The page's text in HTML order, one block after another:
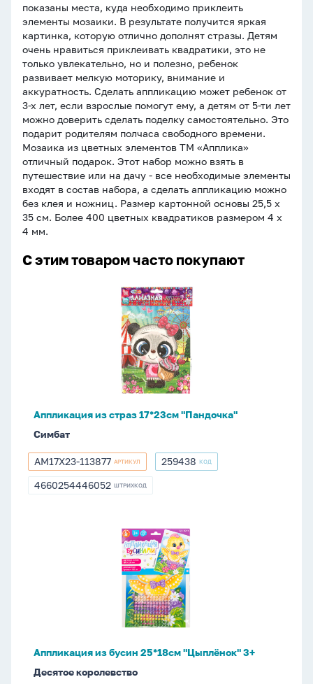
показаны места, куда необходимо приклеить
элементы мозаики. В результате получится яркая
картинка, которую отлично дополнят стразы. Детям
очень нравиться приклеивать квадратики, это не
только увлекательно, но и полезно, ребенок
развивает мелкую моторику, внимание и
аккуратность. Сделать аппликацию может ребенок от
3-х лет, если взрослые помогут ему, а детям от 5-ти лет
можно доверить сделать поделку самостоятельно. Это
подарит родителям полчаса свободного времени.
Мозаика из цветных элементов ТМ «Апплика»
отличный подарок. Этот набор можно взять в
путешествие или на дачу - все необходимые элементы
входят в состав набора, а сделать аппликацию можно
без клея и ножниц. Размер картонной основы 25,5 х
35 см. Более 400 цветных квадратиков размером 4 х
4 мм.
С этим товаром часто покупают
Аппликация из страз 17*23см "Пандочка"
Симбат
AM17X23-
113877
AM17X23-113877 АРТИКУЛ 259438
259438 КОД
4660254446052
4660254446052 ШТРИХКОД
Аппликация из бусин 25*18см "Цыплёнок" 3+
Десятое королевство